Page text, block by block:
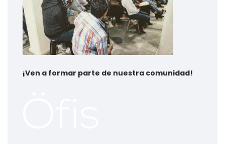
¡Ven a formar parte de nuestra comunidad!